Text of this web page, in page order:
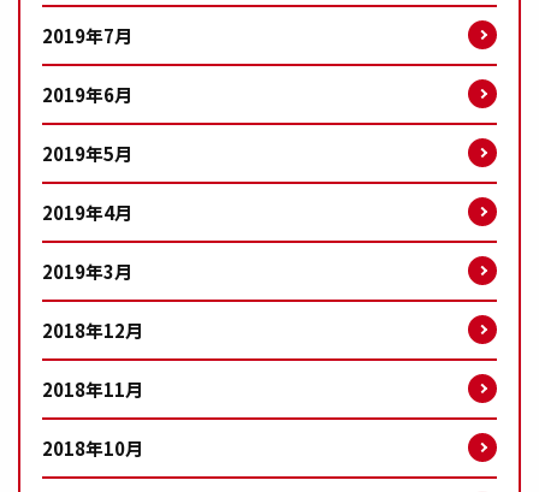
2019年7月
2019年6月
2019年5月
2019年4月
2019年3月
2018年12月
2018年11月
2018年10月